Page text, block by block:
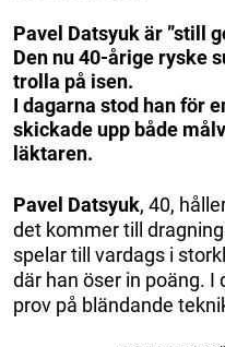
Pavel Datsyuk är ”still
Den nu 40-årige ryske
trolla på isen.
I dagarna stod han för
skickade upp både
läktaren.
Pavel Datsyuk, 40,
det kommer till
spelar till vardags i
där han öser in poäng. I
prov på bländande